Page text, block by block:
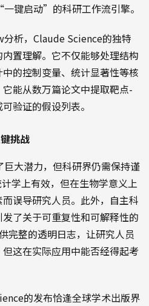
键启动”的科研工作流引擎。
析，Claude Science的独特
置理解。它不仅能够处理结构
的控制变量、统计显著性等核
能从数万篇论文中提取靶点-
验证的假设列表。
挑战
大潜力，但科研界仍需保持谨
学上有效，但在生物学意义上
误导研究人员。此外，自主科
了关于可重复性和可解释性的
完整的透明日志，让研究人员
这在实际应用中能否经得起考
的发布恰逢全球学术出版界